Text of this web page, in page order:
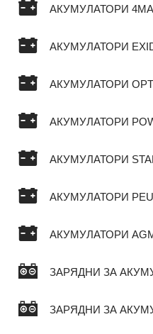
АКУМУЛАТОРИ
АКУМУЛАТОРИ
АКУМУЛАТОРИ
АКУМУЛАТОРИ
АКУМУЛАТОРИ
АКУМУЛАТОРИ
АКУМУЛАТОРИ
ЗАРЯДНИ ЗА
ЗАРЯДНИ ЗА